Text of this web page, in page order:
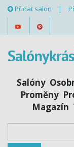
Přidat salon |
Salóny
Proměny
Magazín